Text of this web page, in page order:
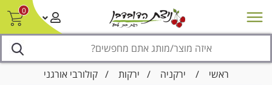
0
מבצעים סניפים צור קשר/ביטול הזמנה
ראשי / ירקניה / ירקות / קולורבי אורגני